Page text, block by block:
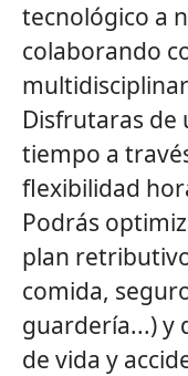
tecnológico a
colaborando
Disfrutaras de
tiempo a
flexibilidad
Podrás
plan
comida,
guardería...) y
de vida y